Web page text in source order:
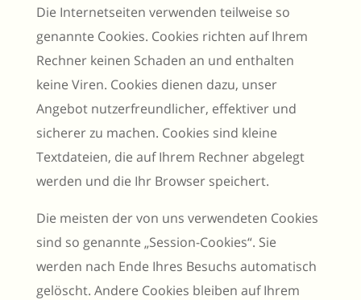
Die Internetseiten verwenden teilweise so
genannte Cookies. Cookies richten auf Ihrem
Rechner keinen Schaden an und enthalten
keine Viren. Cookies dienen dazu, unser
Angebot nutzerfreundlicher, effektiver und
sicherer zu machen. Cookies sind kleine
Textdateien, die auf Ihrem Rechner abgelegt
werden und die Ihr Browser speichert.
Die meisten der von uns verwendeten Cookies
sind so genannte „Session-Cookies“. Sie
werden nach Ende Ihres Besuchs automatisch
gelöscht. Andere Cookies bleiben auf Ihrem